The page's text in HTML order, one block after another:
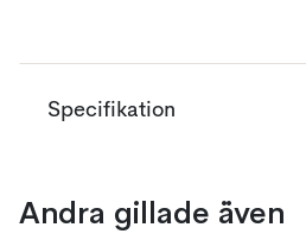
Specifikation
Andra gillade även